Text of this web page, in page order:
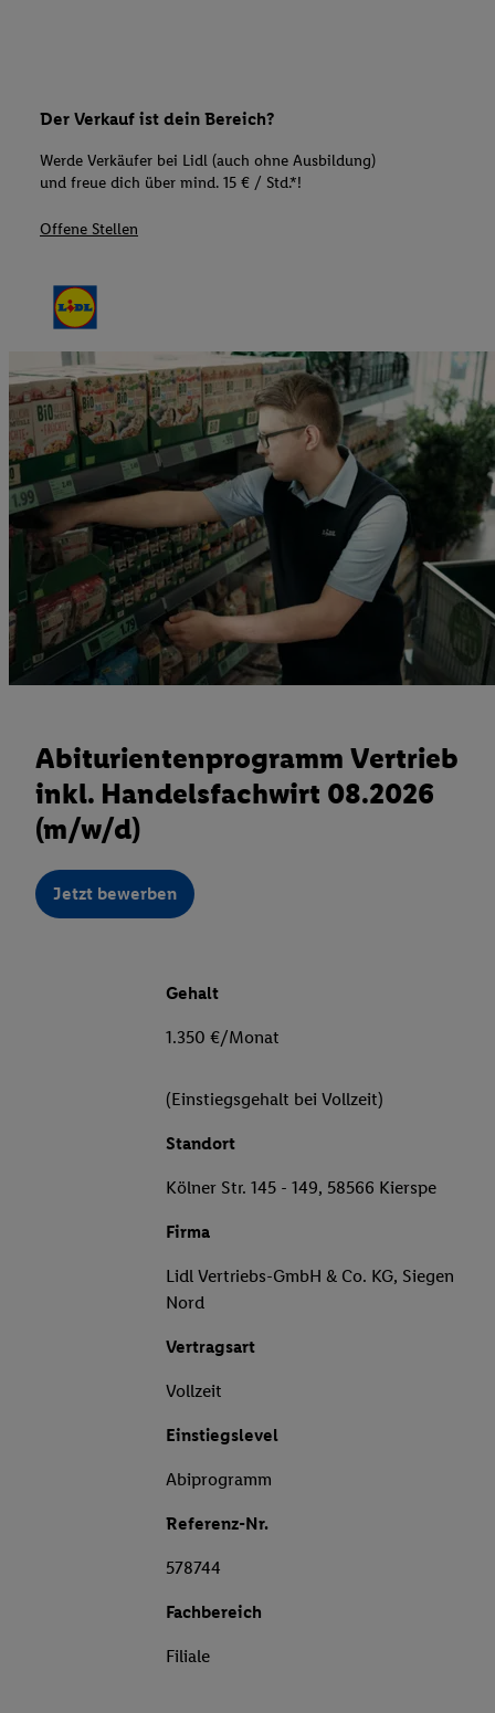
Der Verkauf ist dein Bereich?
Werde Verkäufer bei Lidl (auch ohne Ausbildung)
und freue dich über mind. 15 € / Std.*!
Offene Stellen
Abiturientenprogramm Vertrieb
inkl. Handelsfachwirt 08.2026
(m/w/d)
Jetzt bewerben
Gehalt
1.350 €/Monat
(Einstiegsgehalt bei Vollzeit)
Standort
Kölner Str. 145 - 149, 58566 Kierspe
Firma
Lidl Vertriebs-GmbH & Co. KG, Siegen
Nord
Vertragsart
Vollzeit
Einstiegslevel
Abiprogramm
Referenz-Nr.
578744
Fachbereich
Filiale